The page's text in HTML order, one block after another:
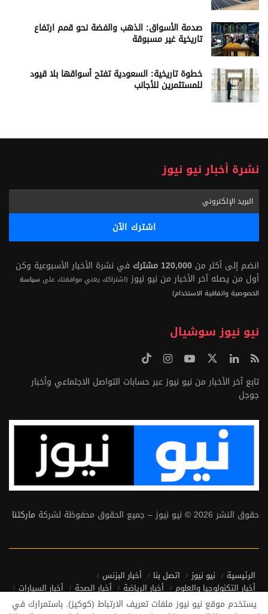
صدمة الأسواق: الذهب والفضة نحو قمم ارتفاع
تاريخية غير مسبوقة
خطوة تاريخية: السعودية تفتح أسواقها بلا قيود
للمستثمرين للأجانب
نشرة أخبار نيو نيوز
انضم إلى أكثر من 120,000 مشترك
في نشرة الأخبار الأسبوعية وكن
أول من يصله آخر الأخبار من نيو نيوز (اشتراكك يعني موافقتك على سياسة
الخصوصية واتفاقية الاستخدام)
نيو نيوز سوشيال
تابع آخر الأخبار من نيو نيوز عبر حسابات التواصل الاجتماعي وأخبار
جوجل
حقوق النشر 2026 © نيو نيوز – جميع الحقوق محفوظة لشركة ماركتنا
الرئيسية نيو نيوز اتصل بنا
أخبار البزنس
أخبار التكنولوجيا والعلوم
أخبار الرياضة أخبار الصحة
أخبار السيارات
أخبار منوعة
أخبار من حول العالم
يستخدم موقع نيو نيوز ملفات تعريف الارتباط (كوكيز). باستمرارك في